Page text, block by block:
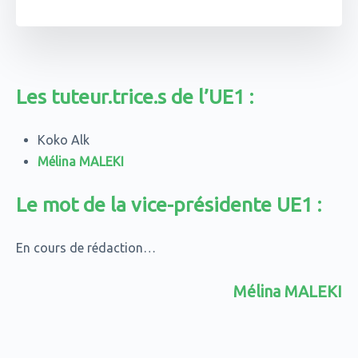
Les tuteur.trice.s de l’UE1 :
Koko Alk
Mélina MALEKI
Le mot de la vice-présidente UE1 :
En cours de rédaction…
Mélina MALEKI